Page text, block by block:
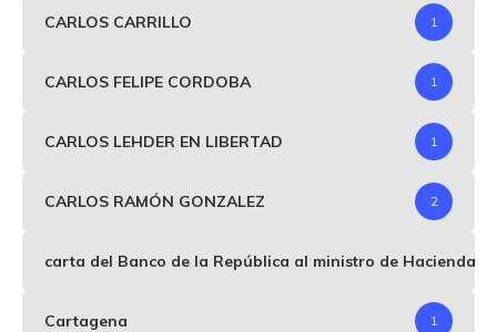
CARLOS CARRILLO 1
CARLOS FELIPE CORDOBA 1
CARLOS LEHDER EN LIBERTAD 1
CARLOS RAMÓN GONZALEZ 2
carta del Banco de la República al ministro de Hacienda
Cartagena 1